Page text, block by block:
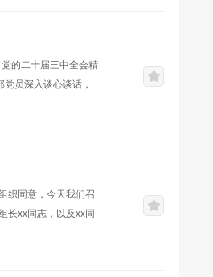
的二十届三中全会精
员深入谈心谈话，
锐性与鉴别力不
织同意，今天我们召
长xx同志，以及xx同
对照检查，开展批